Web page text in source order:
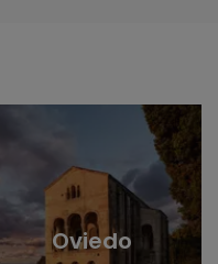
Oviedo